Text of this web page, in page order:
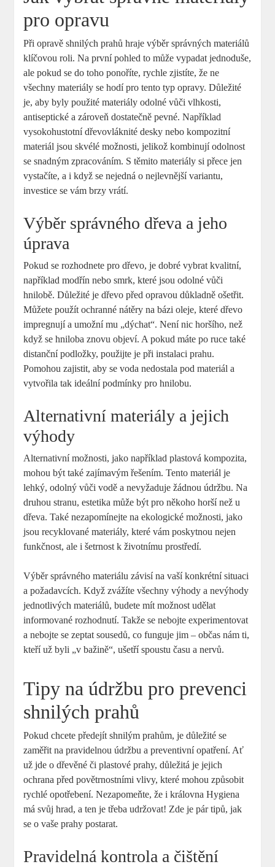
pro opravu
Při opravě shnilých prahů hraje výběr správných materiálů
klíčovou roli. Na první pohled to může vypadat jednoduše,
ale pokud se do toho ponoříte, rychle zjistíte, že ne
všechny materiály se hodí pro tento typ opravy. Důležité
je, aby byly použité materiály odolné vůči vlhkosti,
antiseptické a zároveň dostatečně pevné. Například
vysokohustotní dřevovláknité desky nebo kompozitní
materiál jsou skvélé možnosti, jelikož kombinují odolnost
se snadným zpracováním. S těmito materiály si přece jen
vystačíte, a i když se nejedná o nejlevnější variantu,
investice se vám brzy vrátí.
Výběr správného dřeva a jeho
úprava
Pokud se rozhodnete pro dřevo, je dobré vybrat kvalitní,
například modřín nebo smrk, které jsou odolné vůči
hnilobě. Důležité je dřevo před opravou důkladně ošetřit.
Můžete použít ochranné nátěry na bázi oleje, které dřevo
impregnují a umožní mu „dýchat“. Není nic horšího, než
když se hniloba znovu objeví. A pokud máte po ruce také
distanční podložky, použijte je při instalaci prahu.
Pomohou zajistit, aby se voda nedostala pod materiál a
vytvořila tak ideální podmínky pro hnilobu.
Alternativní materiály a jejich
výhody
Alternativní možnosti, jako například plastová kompozita,
mohou být také zajímavým řešením. Tento materiál je
lehký, odolný vůči vodě a nevyžaduje žádnou údržbu. Na
druhou stranu, estetika může být pro někoho horší než u
dřeva. Také nezapomínejte na ekologické možnosti, jako
jsou recyklované materiály, které vám poskytnou nejen
funkčnost, ale i šetrnost k životnímu prostředí.
Výběr správného materiálu závisí na vaší konkrétní situaci
a požadavcích. Když zvážíte všechny výhody a nevýhody
jednotlivých materiálů, budete mít možnost udělat
informované rozhodnutí. Takže se nebojte experimentovat
a nebojte se zeptat sousedů, co funguje jim – občas nám ti,
kteří už byli „v bažině“, ušetří spoustu času a nervů.
Tipy na údržbu pro prevenci
shnilých prahů
Pokud chcete předejít shnilým prahům, je důležité se
zaměřit na pravidelnou údržbu a preventivní opatření. Ať
už jde o dřevěné či plastové prahy, důležitá je jejich
ochrana před povětrnostními vlivy, které mohou způsobit
rychlé opotřebení. Nezapomeňte, že i královna Hygiena
má svůj hrad, a ten je třeba udržovat! Zde je pár tipů, jak
se o vaše prahy postarat.
Pravidelná kontrola a čištění